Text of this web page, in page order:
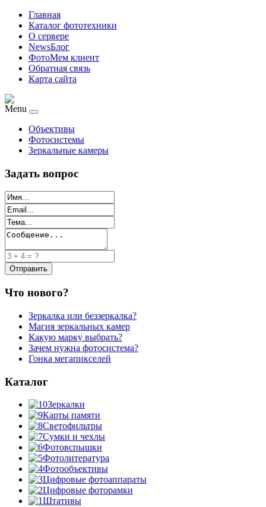
Главная
Каталог фототехники
О сервере
NewsБлог
ФотоМем клиент
Обратная связь
Карта сайта
Menu
Объективы
Фотосистемы
Зеркальные камеры
Задать вопрос
Что нового?
Зеркалка или беззеркалка?
Магия зеркальных камер
Какую марку выбрать?
Зачем нужна фотосистема?
Гонка мегапикселей
Каталог
Зеркалки
Карты памяти
Светофильтры
Сумки и чехлы
Фотовспышки
Фотолитература
Фотообъективы
Цифровые фотоаппараты
Цифровые фоторамки
Штативы